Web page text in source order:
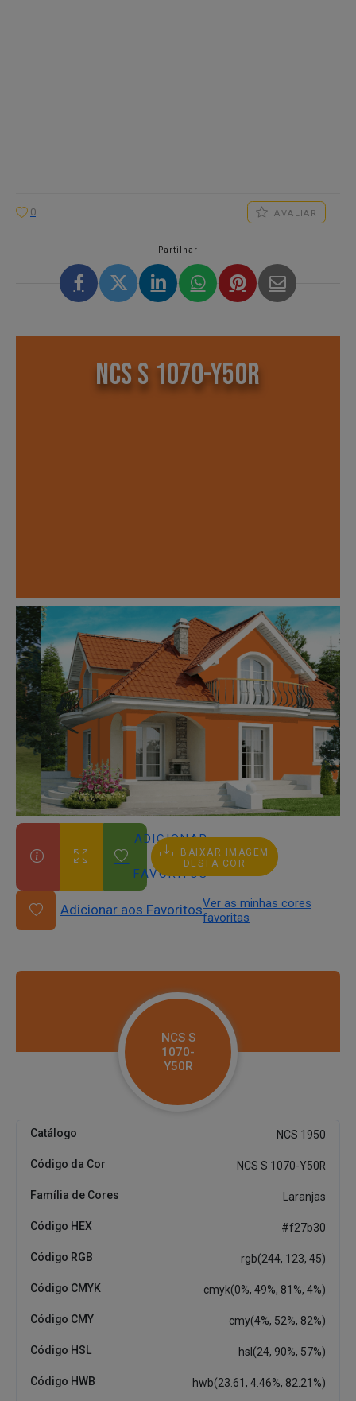
0 AVALIAR
Partilhar
NCS S 1070-Y50R
ADICIONAR
AOS
FAVORITOS
BAIXAR IMAGEM
DESTA COR
Adicionar aos FavoritosVer as minhas cores
favoritas
NCS S
1070-
Y50R
Catálogo NCS 1950
Código da Cor NCS S 1070-Y50R
Família de Cores Laranjas
Código HEX #f27b30
Código RGB rgb(244, 123, 45)
Código CMYK cmyk(0%, 49%, 81%, 4%)
Código CMY cmy(4%, 52%, 82%)
Código HSL hsl(24, 90%, 57%)
Código HWB hwb(23.61, 4.46%, 82.21%)